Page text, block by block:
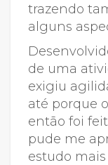
trazendo
alguns
de uma
exigiu
até porque
então foi
pude me
estudo